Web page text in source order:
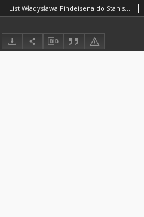
List Władysława Findeisena do Stanisława Stojanowskiego, z dnia 19 lutego 1993 r.